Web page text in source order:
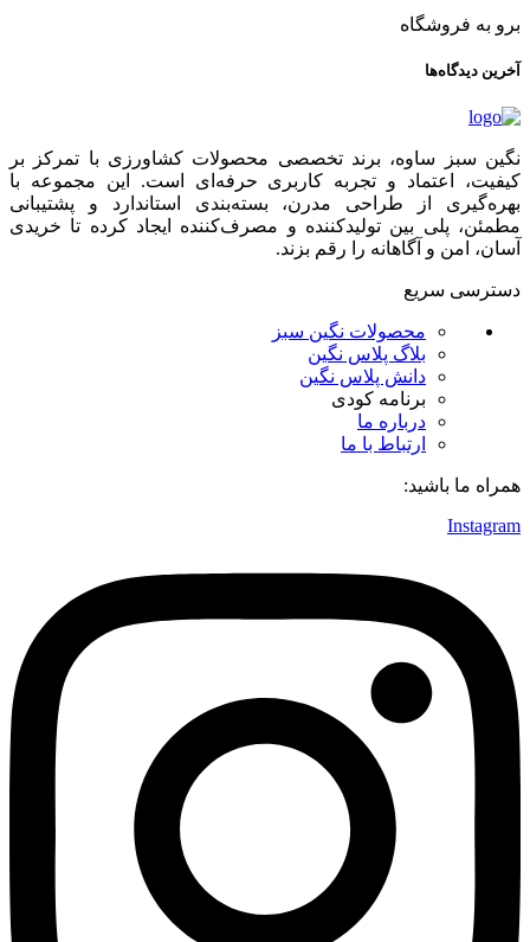
برو به فروشگاه
آخرین دیدگاه‌ها
نگین سبز ساوه، برند تخصصی محصولات کشاورزی با تمرکز بر
کیفیت، اعتماد و تجربه کاربری حرفه‌ای است. این مجموعه با
بهره‌گیری از طراحی مدرن، بسته‌بندی استاندارد و پشتیبانی
مطمئن، پلی بین تولیدکننده و مصرف‌کننده ایجاد کرده تا خریدی
آسان، امن و آگاهانه را رقم بزند.
دسترسی سریع
محصولات نگین سبز
بلاگ پلاس نگین
دانش پلاس نگین
برنامه کودی
درباره ما
ارتباط با ما
همراه ما باشید:
Instagram